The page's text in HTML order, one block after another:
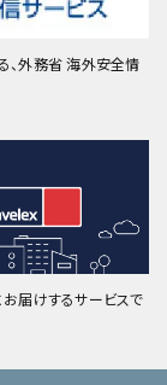
、外務省 海外安全情
届けするサービスで